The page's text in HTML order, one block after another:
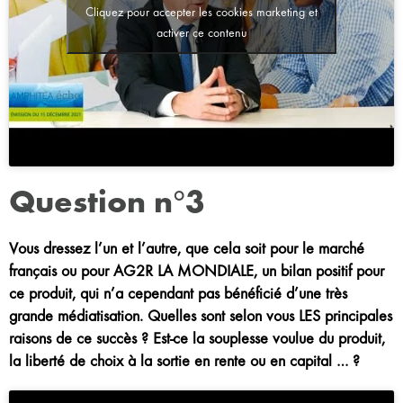
Cliquez pour accepter les cookies marketing et
activer ce contenu
Question n°3
Vous dressez l’un et l’autre, que cela soit pour le marché
français ou pour AG2R LA MONDIALE, un bilan positif pour
ce produit, qui n’a cependant pas bénéficié d’une très
grande médiatisation. Quelles sont selon vous LES principales
raisons de ce succès ? Est-ce la souplesse voulue du produit,
la liberté de choix à la sortie en rente ou en capital … ?